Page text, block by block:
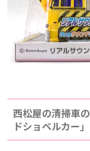
西松屋の清掃車
ドショベルカー」